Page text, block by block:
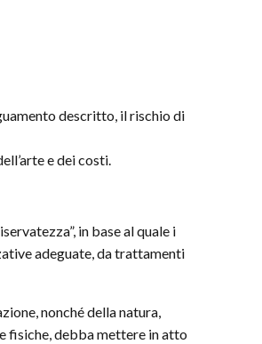
descritto, il rischio di
e dei costi.
in base al quale i
adeguate, da trattamenti
nonché della natura,
fisiche, debba mettere in atto